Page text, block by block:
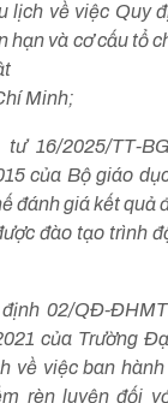
lịch về việc Quy
hạn và cơ cấu tổ
Minh;
16/2025/TT-
của Bộ giáo
đánh giá kết quả
đào tạo trình
02/QĐ-
của Trường
về việc ban
rèn luyện đối